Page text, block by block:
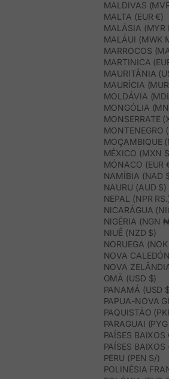
MALDIVAS
MALTA (EUR €)
MALÁSIA (MYR
MALÁUI (MWK
MARTINICA
MAURITÂNIA
MAURÍCIA
MOLDÁVIA
MONGÓLIA
MONSERRATE
MONTENEGRO
MOÇAMBIQUE
MÉXICO (MXN
MÓNACO (EUR
NAMÍBIA (NAD
NAURU (AUD $)
NEPAL (NPR
NICARÁGUA
NIGÉRIA (NGN
NIUÊ (NZD $)
NORUEGA
NOVA
NOVA
OMÃ (USD $)
PANAMÁ (USD
PAPUA-NOVA
PAQUISTÃO
PARAGUAI
PAÍSES
PAÍSES BAIXOS
PERU (PEN S/)
POLINÉSIA